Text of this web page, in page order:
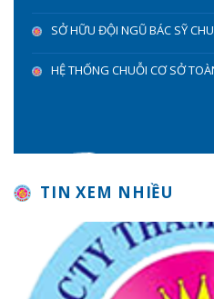
SỞ HỮU ĐỘI NGŨ BÁC SỸ
HỆ THỐNG CHUỖI CƠ SỞ
TIN XEM NHIỀU